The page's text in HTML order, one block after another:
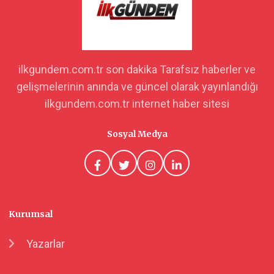
ilkgundem.com.tr son dakika Tarafsız haberler ve
gelişmelerinin anında ve güncel olarak yayınlandığı
ilkgundem.com.tr internet haber sitesi
Sosyal Medya
Kurumsal
Yazarlar